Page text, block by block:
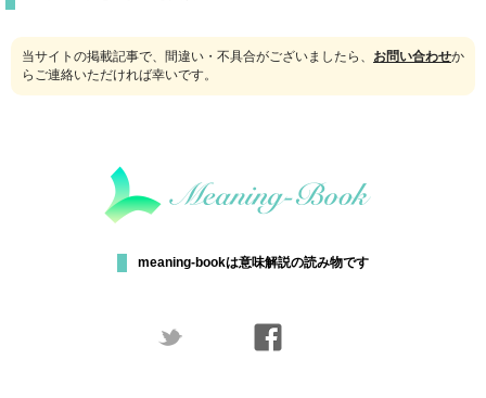
当サイトの掲載記事で、間違い・不具合がございましたら、 お問い合わせか
らご連絡いただければ幸いです。
meaning-bookは意味解説の読み物です